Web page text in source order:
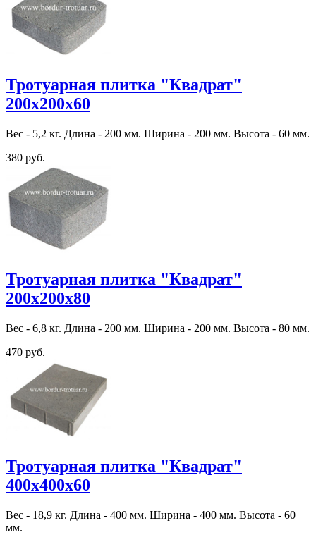
Тротуарная плитка "Квадрат"
200х200х60
Вес - 5,2 кг. Длина - 200 мм. Ширина - 200 мм. Высота - 60 мм.
380 руб.
Тротуарная плитка "Квадрат"
200х200х80
Вес - 6,8 кг. Длина - 200 мм. Ширина - 200 мм. Высота - 80 мм.
470 руб.
Тротуарная плитка "Квадрат"
400х400х60
Вес - 18,9 кг. Длина - 400 мм. Ширина - 400 мм. Высота - 60
мм.